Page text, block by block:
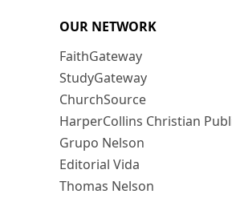
OUR NETWORK
FaithGateway
StudyGateway
ChurchSource
HarperCollins Christian
Grupo Nelson
Editorial Vida
Thomas Nelson